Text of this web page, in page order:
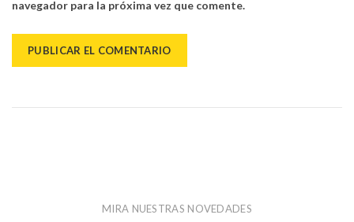
navegador para la próxima vez que comente.
MIRA NUESTRAS NOVEDADES